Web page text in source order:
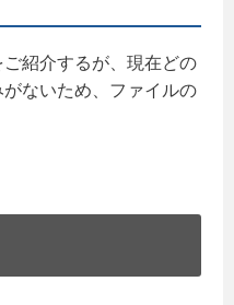
紹介するが、現在どの
ないため、ファイルの